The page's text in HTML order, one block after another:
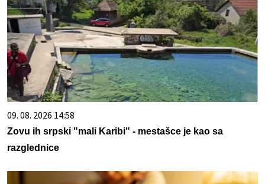
09. 08. 2026 14:58
Zovu ih srpski "mali Karibi" - mestašce je kao sa
razglednice